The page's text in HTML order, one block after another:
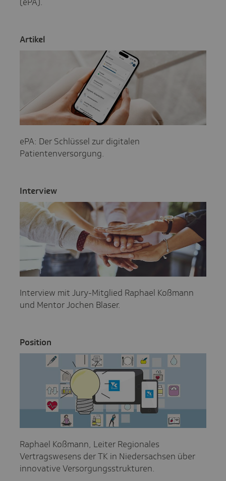
Artikel
ePA: Der Schlüssel zur digitalen
Patientenversorgung.
Inter­view
Interview mit Jury-Mitglied Raphael Koßmann
und Mentor Jochen Blaser.
Posi­tion
Raphael Koßmann, Leiter Regionales
Vertragswesens der TK in Niedersachsen über
innovative Versorgungsstrukturen.